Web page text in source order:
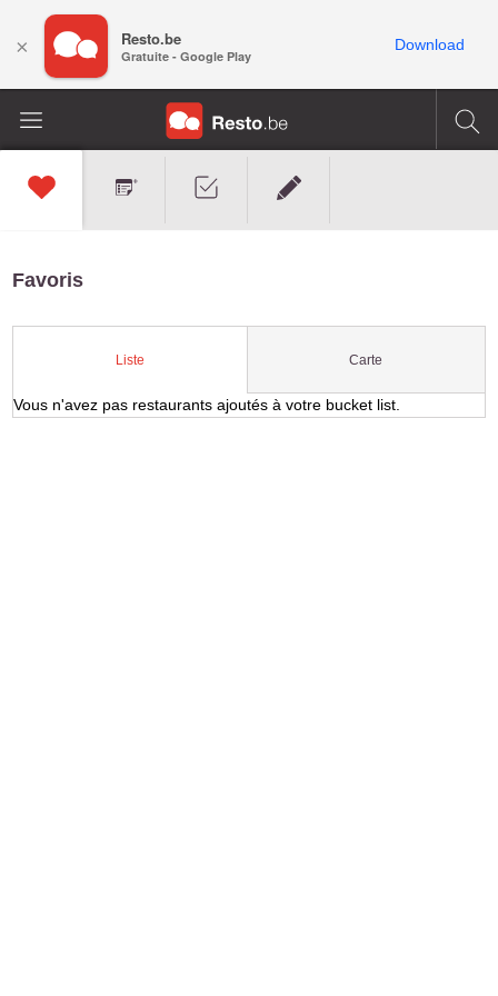
Favoris
Liste Carte
Vous n'avez pas restaurants ajoutés à votre bucket list.
× Resto.be
Gratuite - Google Play
Download